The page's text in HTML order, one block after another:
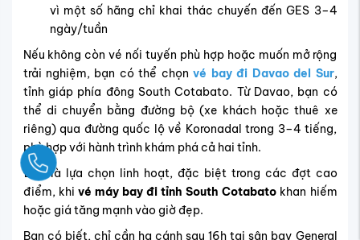
vì một số hãng chỉ khai thác chuyến đến GES 3–4
ngày/tuần
Nếu không còn vé nối tuyến phù hợp hoặc muốn mở rộng
trải nghiệm, bạn có thể chọnvé bay đi Davao del Sur,
tỉnh giáp phía đông South Cotabato. Từ Davao, bạn có
thể di chuyển bằng đường bộ (xe khách hoặc thuê xe
riêng) qua đường quốc lộ về Koronadal trong 3–4 tiếng,
phù hợp với hành trình khám phá cả hai tỉnh.
Đây là lựa chọn linh hoạt, đặc biệt trong các đợt cao
điểm, khi vé máy bay đi tỉnh South Cotabato khan hiếm
hoặc giá tăng mạnh vào giờ đẹp.
Bạn có biết, chỉ cần hạ cánh sau 16h tại sân bay General